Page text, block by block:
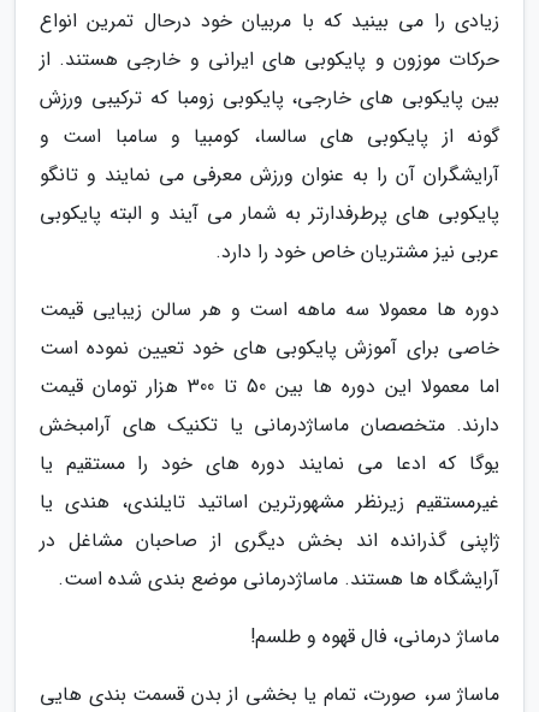
زیادی را می بینید که با مربیان خود درحال تمرین انواع
حرکات موزون و پایکوبی های ایرانی و خارجی هستند. از
بین پایکوبی های خارجی، پایکوبی زومبا که ترکیبی ورزش
گونه از پایکوبی های سالسا، کومبیا و سامبا است و
آرایشگران آن را به عنوان ورزش معرفی می نمایند و تانگو
پایکوبی های پرطرفدارتر به شمار می آیند و البته پایکوبی
عربی نیز مشتریان خاص خود را دارد.
دوره ها معمولا سه ماهه است و هر سالن زیبایی قیمت
خاصی برای آموزش پایکوبی های خود تعیین نموده است
اما معمولا این دوره ها بین 50 تا 300 هزار تومان قیمت
دارند. متخصصان ماساژدرمانی یا تکنیک های آرامبخش
یوگا که ادعا می نمایند دوره های خود را مستقیم یا
غیرمستقیم زیرنظر مشهورترین اساتید تایلندی، هندی یا
ژاپنی گذرانده اند بخش دیگری از صاحبان مشاغل در
آرایشگاه ها هستند. ماساژدرمانی موضع بندی شده است.
ماساژ درمانی، فال قهوه و طلسم!
ماساژ سر، صورت، تمام یا بخشی از بدن قسمت بندی هایی